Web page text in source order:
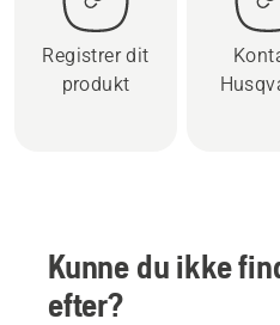
Registrer dit
produkt
Kunne du ikke
efter?